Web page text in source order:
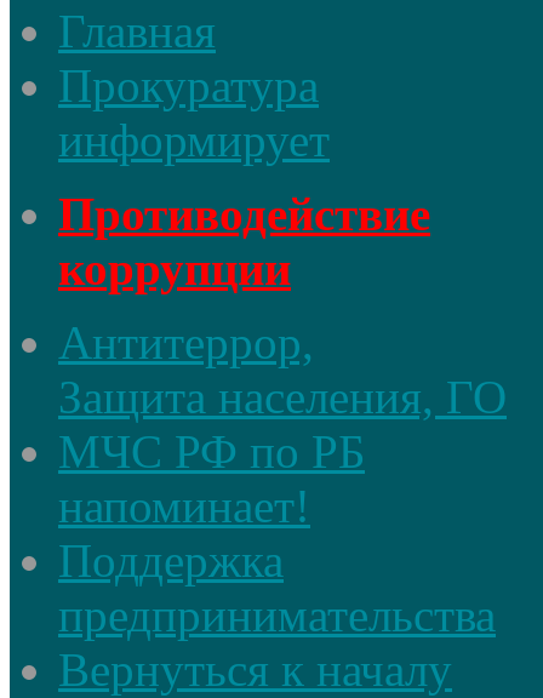
Главная
Прокуратура
информирует
Противодействие
коррупции
Антитеррор,
Защита населения, ГО
МЧС РФ по РБ
напоминает!
Поддержка
предпринимательства
Вернуться к началу